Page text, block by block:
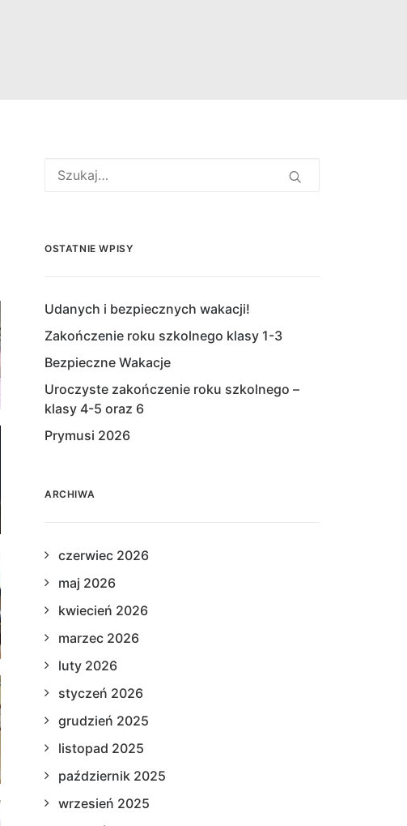
OSTATNIE WPISY
Udanych i bezpiecznych wakacji!
Zakończenie roku szkolnego klasy 1-3
Bezpieczne Wakacje
Uroczyste zakończenie roku szkolnego –
klasy 4-5 oraz 6
Prymusi 2026
ARCHIWA
czerwiec 2026
maj 2026
kwiecień 2026
marzec 2026
luty 2026
styczeń 2026
grudzień 2025
listopad 2025
październik 2025
wrzesień 2025